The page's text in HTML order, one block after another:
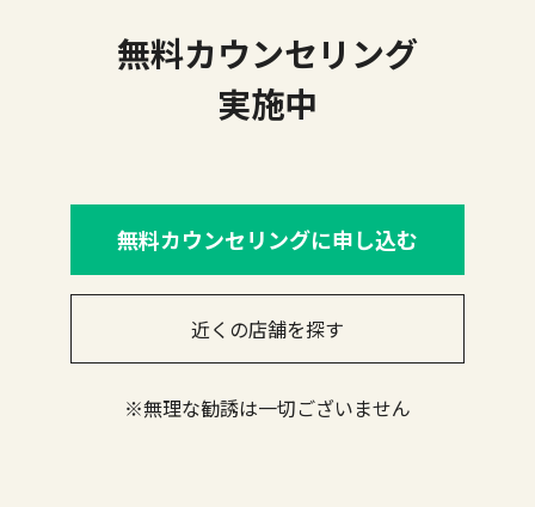
無料カウンセリング
実施中
無料カウンセリングに申し込む
近くの店舗を探す
※無理な勧誘は一切ございません